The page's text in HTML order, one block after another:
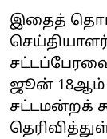
இதைத்
சட்டப்பேரவை
ஜூன் 18ஆம்
சட்டமன்றக்